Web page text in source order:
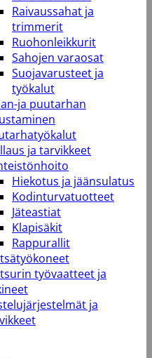
Raivaussahat ja
trimmerit
Ruohonleikkurit
Sahojen varaosat
Suojavarusteet ja
työkalut
ja puutarhan
ja tarvikkeet
Hiekotus ja jäänsulatus
Kodinturvatuotteet
Jäteastiat
Klapisäkit
Rappurallit
työvaatteet ja
ja